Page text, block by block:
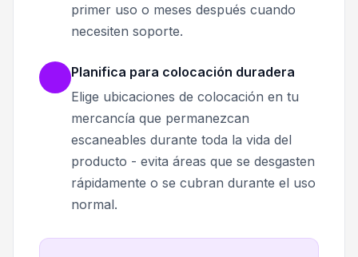
primer uso o meses después cuando
necesiten soporte.
Planifica para colocación duradera
Elige ubicaciones de colocación en tu
mercancía que permanezcan
escaneables durante toda la vida del
producto - evita áreas que se desgasten
rápidamente o se cubran durante el uso
normal.